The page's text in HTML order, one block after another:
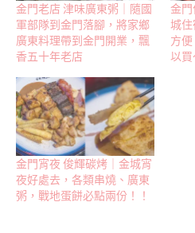
金門老店 津味廣東粥｜隨國
軍部隊到金門落腳，將家鄉
廣東料理帶到金門開業，飄
香五十年老店
金
城
方
以買
金門宵夜 俊輝碳烤｜金城宵
夜好處去，各類串燒、廣東
粥，戰地蛋餅必點兩份！！